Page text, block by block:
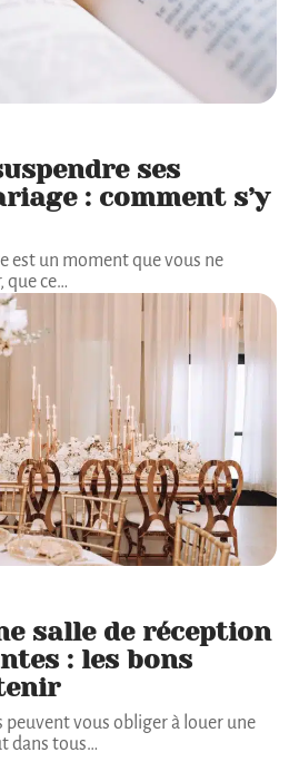
ses
: comment s’y
est un moment que vous ne
que ce…
salle de réception
: les bons
peuvent vous obliger à louer une
dans tous…